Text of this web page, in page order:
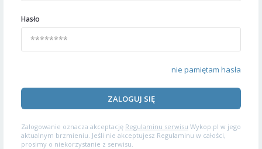
Hasło
nie pamiętam hasła
ZALOGUJ SIĘ
Zalogowanie oznacza akceptację Regulaminu serwisu Wykop.pl w jego
aktualnym brzmieniu. Jeśli nie akceptujesz Regulaminu w całości,
prosimy o niekorzystanie z serwisu.